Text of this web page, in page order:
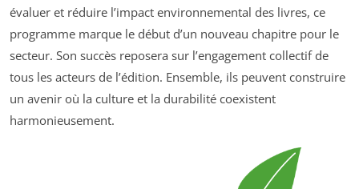
évaluer et réduire l’impact environnemental des livres, ce
programme marque le début d’un nouveau chapitre pour le
secteur. Son succès reposera sur l’engagement collectif de
tous les acteurs de l’édition. Ensemble, ils peuvent construire
un avenir où la culture et la durabilité coexistent
harmonieusement.